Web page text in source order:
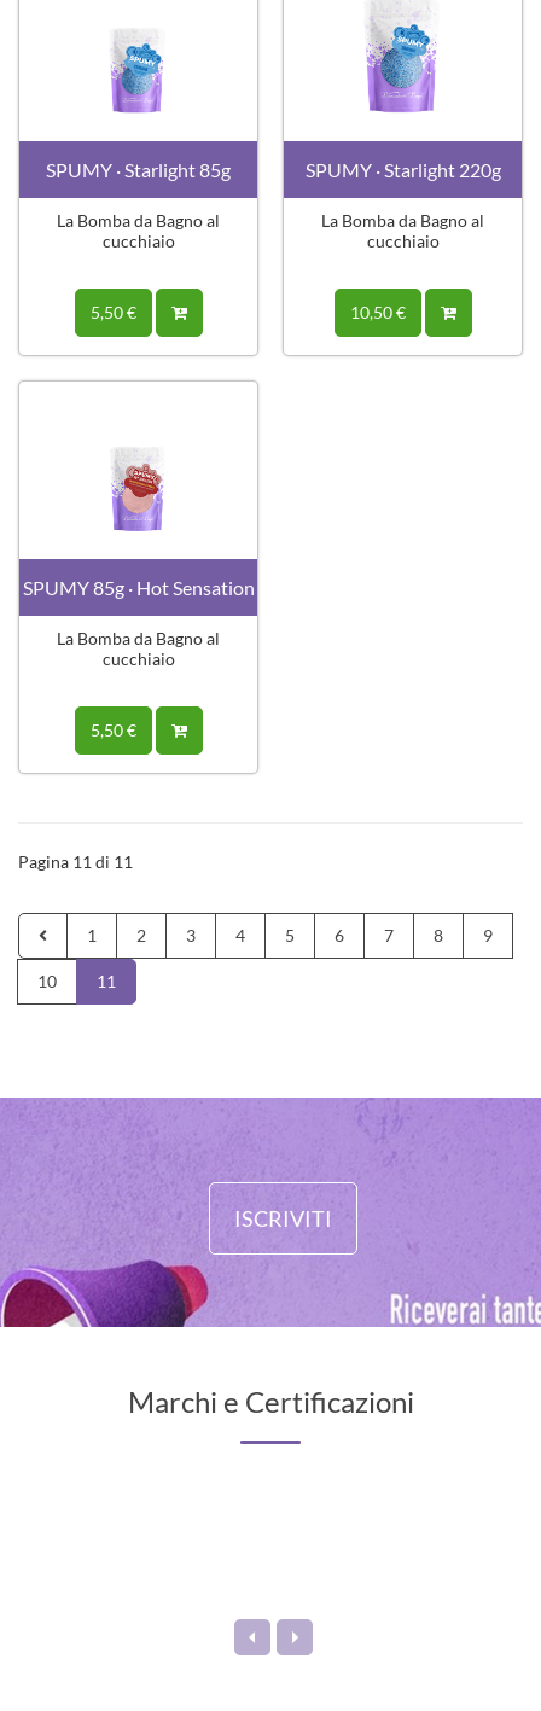
SPUMY · Starlight 85g
La Bomba da Bagno al
cucchiaio
5,50 €
SPUMY · Starlight 220g
La Bomba da Bagno al
cucchiaio
10,50 €
SPUMY 85g · Hot Sensation
La Bomba da Bagno al
cucchiaio
5,50 €
Pagina 11 di 11
1 2 3 4 5 6 7 8 9
10 11
ISCRIVITI
Marchi e Certificazioni